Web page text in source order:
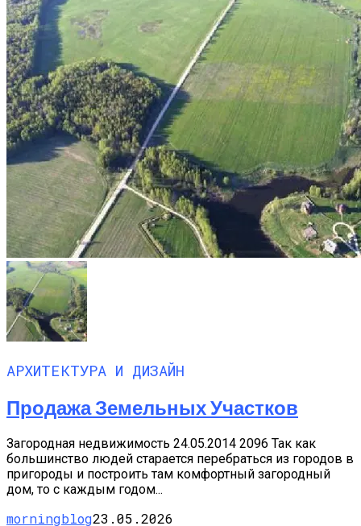
АРХИТЕКТУРА И ДИЗАЙН
Продажа Земельных Участков
Загородная недвижимость 24.05.2014 2096 Так как
большинство людей старается перебраться из городов в
пригороды и построить там комфортный загородный
дом, то с каждым годом...
morningblog23.05.2026